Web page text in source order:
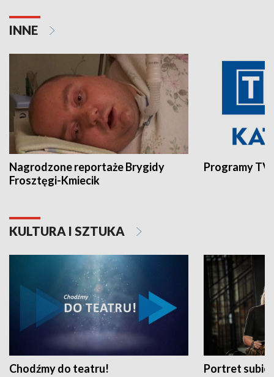
INNE
Nagrodzone reportaże Brygidy
Frosztęgi-Kmiecik
Programy
KULTURA I SZTUKA
Chodźmy do teatru! Portret